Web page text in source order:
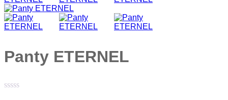
Panty ETERNEL